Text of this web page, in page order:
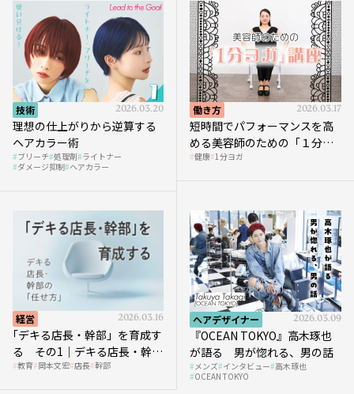
技術 2026.03.20
理想の仕上がりから逆算する
ヘアカラー術
ブリーチ 処理剤 ライトナー
ダメージ抑制 ヘアカラー
働き方 2026.03.17
短時間でパフォーマンスを高
める美容師のための「１分ヨ
ガ」講座｜実践編
健康 1分ヨガ
経営 2026.03.16
｢デキる店長・幹部」を育成す
る その1｜デキる店長・幹部
の「任せ方」
教育 岡本文宏 店長 幹部
ヘアデザイナー 2026.03.09
『OCEAN TOKYO』高木琢也
が語る 男が惚れる、男の話
メンズ インタビュー 高木琢也
OCEAN TOKYO